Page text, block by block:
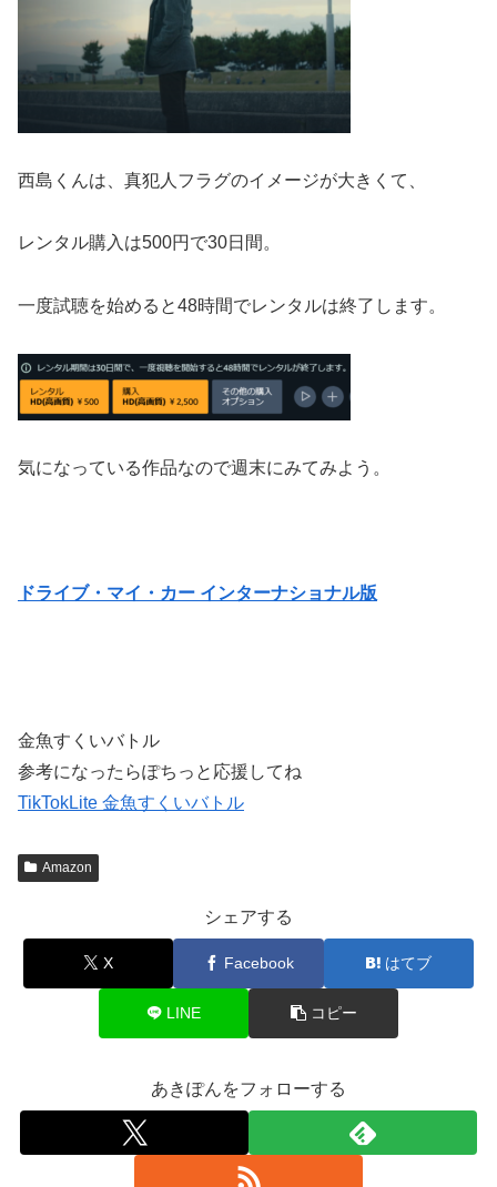
西島くんは、真犯人フラグのイメージが大きくて、
レンタル購入は500円で30日間。
一度試聴を始めると48時間でレンタルは終了します。
気になっている作品なので週末にみてみよう。
ドライブ・マイ・カー インターナショナル版
金魚すくいバトル
参考になったらぽちっと応援してね
TikTokLite 金魚すくいバトル
Amazon
シェアする
X Facebook はてブ
LINE コピー
あきぽんをフォローする